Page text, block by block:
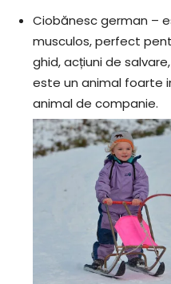
Ciobănesc german –
musculos, perfect
ghid, acțiuni de
este un animal foarte
animal de companie.